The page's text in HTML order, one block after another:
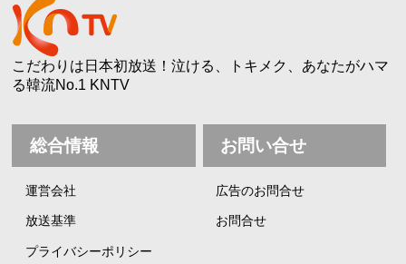
こだわりは日本初放送！泣ける、トキメク、あなたがハマ
る韓流No.1 KNTV
総合情報
運営会社
放送基準
プライバシーポリシー
お問い合せ
広告のお問合せ
お問合せ